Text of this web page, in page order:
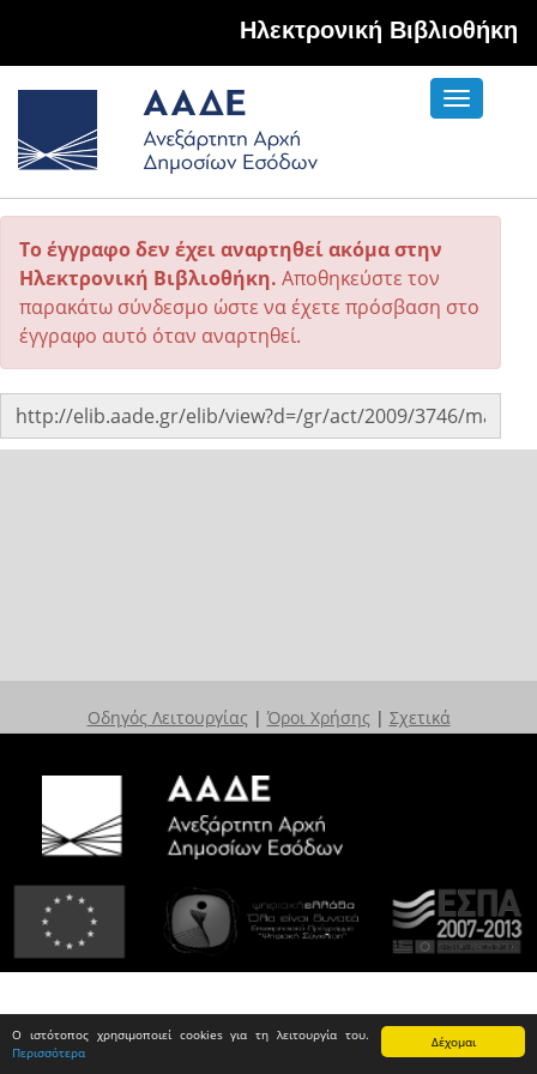
Δέχομαι
Ο ιστότοπος χρησιμοποιεί cookies για τη λειτουργία του.
Περισσότερα
Hλεκτρονική Βιβλιοθήκη
Toggle
Το έγγραφο δεν έχει αναρτηθεί ακόμα στην
Ηλεκτρονική Βιβλιοθήκη. Αποθηκεύστε τον
παρακάτω σύνδεσμο ώστε να έχετε πρόσβαση στο
έγγραφο αυτό όταν αναρτηθεί.
Οδηγός Λειτουργίας | Όροι Χρήσης | Σχετικά